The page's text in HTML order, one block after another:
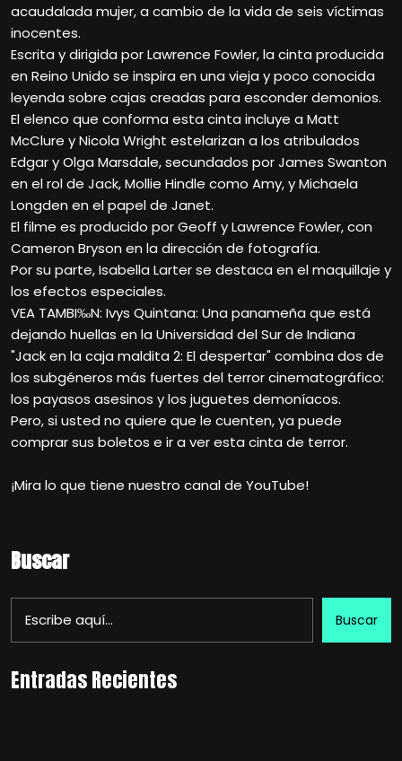
acaudalada mujer, a cambio de la vida de seis víctimas
inocentes.
Escrita y dirigida por Lawrence Fowler, la cinta producida
en Reino Unido se inspira en una vieja y poco conocida
leyenda sobre cajas creadas para esconder demonios.
El elenco que conforma esta cinta incluye a Matt
McClure y Nicola Wright estelarizan a los atribulados
Edgar y Olga Marsdale, secundados por James Swanton
en el rol de Jack, Mollie Hindle como Amy, y Michaela
Longden en el papel de Janet.
El filme es producido por Geoff y Lawrence Fowler, con
Cameron Bryson en la dirección de fotografía.
Por su parte, Isabella Larter se destaca en el maquillaje y
los efectos especiales.
VEA TAMBI‰N: Ivys Quintana: Una panameña que está
dejando huellas en la Universidad del Sur de Indiana
"Jack en la caja maldita 2: El despertar" combina dos de
los subgéneros más fuertes del terror cinematográfico:
los payasos asesinos y los juguetes demoníacos.
Pero, si usted no quiere que le cuenten, ya puede
comprar sus boletos e ir a ver esta cinta de terror.
¡Mira lo que tiene nuestro canal de YouTube!
Buscar
Buscar
Entradas Recientes